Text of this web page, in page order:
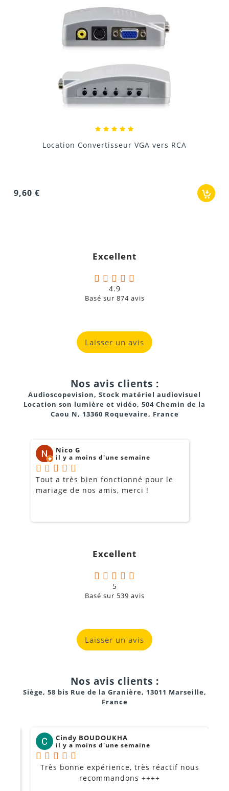
Location Lentille de Conversion Grand
Excellent
4.9
Basé sur 874avis
Laisser un avis
Nos avis clients :
Audioscopevision, Stock matériel audiovisuel
Location son lumière et vidéo, 504 Chemin de la
Caou N, 13360 Roquevaire, France
Nico G
il y a moins d'une semaine
Tout a très bien fonctionné pour le
mariage de nos amis, merci !
Excellent
5
Basé sur 539 avis
Laisser un avis
Nos avis clients :
Siège, 58 bis Rue de la Granière, 13011 Marseille,
France
Cindy BOUDOUKHA
il y a moins d'une semaine
Très bonne expérience, très réactif nous
recommandons ++++